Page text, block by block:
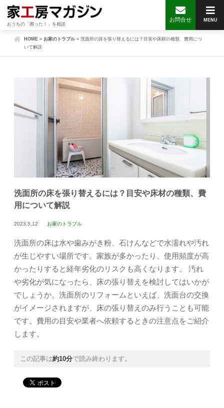
おうちの「困った！」を相談
MENU
お問合せ
HOME » お家のトラブル » 洗面所の床を張り替えるには？目安や床材の種類、費用につ
いて解説
洗面所の床を張り替えるには？目安や床材の種類、費
用について解説
2023.5.12 お家のトラブル
洗面所の床は水や歯みがき粉、石けんなどで水濡れや汚れ
が生じやすい場所です。家族が多かったり、使用頻度が高
かったりすると経年劣化のリスクも高くなります。 汚れ
や劣化が気になったら、床の張り替えを検討してはいかが
でしょうか。洗面所のリフォームといえば、洗面台の交換
がイメージされますが、床の張り替えのみ行うことも可能
です。費用の目安や業者へ依頼するときの注意点をご紹介
します。
この記事は約10分で読み終わります。